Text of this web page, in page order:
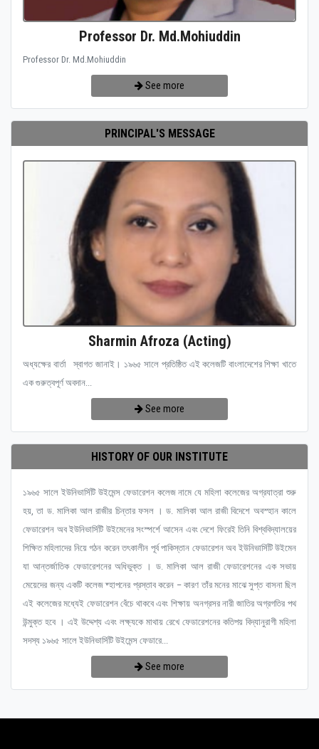
Professor Dr. Md.Mohiuddin
Professor Dr. Md.Mohiuddin
See more
PRINCIPAL'S MESSAGE
Sharmin Afroza (Acting)
অধ্যক্ষের বার্তা স্বাগত জানাই। ১৯৬৫ সালে প্রতিষ্ঠিত এই কলেজটি বাংলাদেশের শিক্ষা খাতে
এক গুরুত্বপূর্ণ অবদান...
See more
HISTORY OF OUR INSTITUTE
১৯৬৫ সালে ইউনিভার্সিটি উইমেন্স ফেডারেশন কলেজ নামে যে মহিলা কলেজের অগ্রযাত্রা শুরু
হয়, তা ড. মালিকা আল রাজীর চিন্তার ফসল । ড. মালিকা আল রাজী বিদেশে অবস্হান কালে
ফেডারেশন অব ইউনিভার্সিটি উইমেনের সংস্পর্শে আসেন এবং দেশে ফিরেই তিনি বিশ্ববিদ্যালয়ের
শিক্ষিত মহিলাদের নিয়ে গঠন করেন তৎকালীন পূর্ব পাকিস্তান ফেডারেশন অব ইউনিভার্সিটি উইমেন
যা আন্তর্জাতিক ফেডারেশনের অধিভুক্ত । ড. মালিকা আল রাজী ফেডারেশনের এক সভায়
মেয়েদের জন্য একটি কলেজ ষ্হাপনের প্রস্তাব করেন – কারণ তাঁর মনের মাঝে সুপ্ত বাসনা ছিল
এই কলেজের মধ্যেই ফেডারেশন বেঁচে থাকবে এবং শিক্ষায় অনগ্রসর নারী জাতির অগ্রগতির পথ
উন্মুক্ত হবে । এই উদ্দেশ্য এবং লক্ষ্যকে মাথায় রেখে ফেডারেশনের কতিপয় বিদ্যানুরাগী মহিলা
সদস্য ১৯৬৫ সালে ইউনিভার্সিটি উইমেন্স ফেডারে...
See more